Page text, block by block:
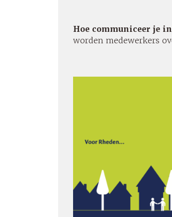
Hoe communiceer je
worden medewerkers